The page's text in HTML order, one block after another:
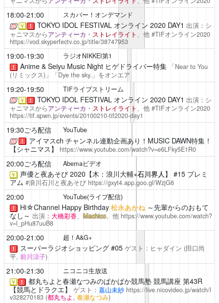
18:00-21:00 スカパー！オンデマンド
￥ ！ TOKYO IDOL FESTIVAL オンライン 2020 DAY1 出演：シ
ャニマスからアンティーカ ・ ストレイライト
、他 #TIFオンライン2020
https://vod.skyperfectv.co.jp/title/38747953
19:00-19:30 ラジオNIKKEI第1
！ Anime & Seiyu Music Nightヒゲドライバー特集
「Near to You
(リミックス)」「Dye the sky.」をオンエア
19:20-19:50 TIFライブストリーム
￥ ！ TOKYO IDOL FESTIVAL オンライン 2020 DAY1 出演：シ
ャニマスからアンティーカ ・ ストレイライト 、他 #TIFオンライン2020
https://tif.spwn.jp/events/20100210-tif2020-day1
19:30ごろ配信 YouTube
！ アイマスch チャンネル連動企画あり！MUSIC DAWN特集！
【シャニマス】
https://www.youtube.com/watch?v=e6LFky5E1R0
20:00ごろ配信 Abemaビデオ
￥ 声優と夜あそび2020【木：浪川大輔×石川界人 】 #15 プレミ
アム #浪川石川と夜あそび https://gxyt4.app.goo.gl/WzjG6
20:00 YouTube(ライブ配信)
！ Hi☆ChannelHappy Birthday 松永あかね～先輩からのおもて
なし～ 出演： 大橋彩香、 Machico、他 https://www.youtube.com/watch?
v=l_pHu87uuB8
20:00-21:00 超！A&G+
！ スーパーラジオショッピング#05 ゲスト：ヒャダイン (田口尚
平, 前川涼子)
21:00-21:30 ニコニコ生放送
￥ ！ 都丸ちよと春瀬なつみのぱかぱか競馬塾競馬講座 第43R
【競馬とドラクエ】 ゲスト： 嘉山未紗 https://live.nicovideo.jp/watch/l
v328270183 (都丸ちよ, 春瀬なつみ)